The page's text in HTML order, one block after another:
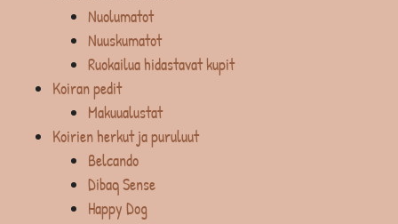
Nuolumatot
Nuuskumatot
Ruokailua hidastavat kupit
Koiran pedit
Makuualustat
Koirien herkut ja puruluut
Belcando
Dibaq Sense
Happy Dog